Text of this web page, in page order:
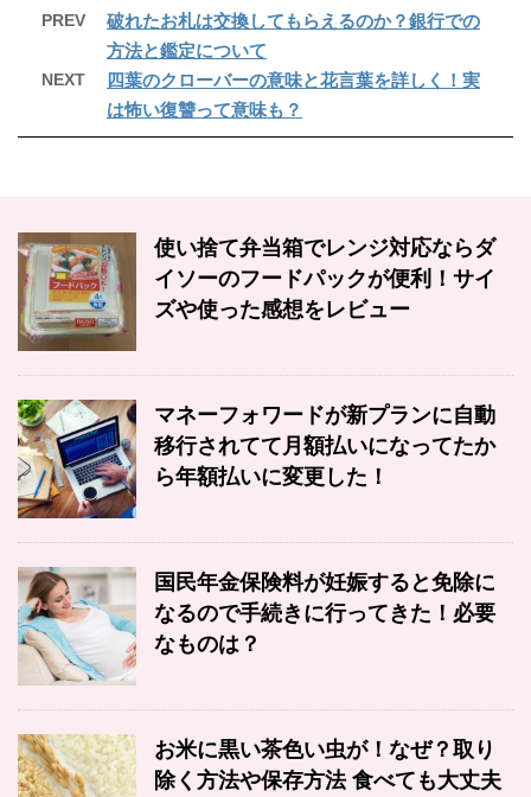
PREV
破れたお札は交換してもらえるのか？銀行での
方法と鑑定について
NEXT
四葉のクローバーの意味と花言葉を詳しく！実
は怖い復讐って意味も？
使い捨て弁当箱でレンジ対応ならダ
イソーのフードパックが便利！サイ
ズや使った感想をレビュー
マネーフォワードが新プランに自動
移行されてて月額払いになってたか
ら年額払いに変更した！
国民年金保険料が妊娠すると免除に
なるので手続きに行ってきた！必要
なものは？
お米に黒い茶色い虫が！なぜ？取り
除く方法や保存方法 食べても大丈夫